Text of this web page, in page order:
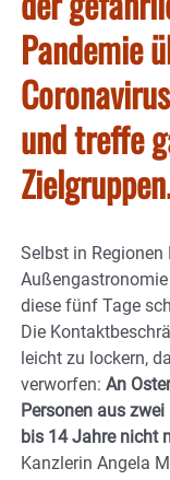
Pandemie
und treffe
Selbst in
diese fünf Tage
Die
leicht zu lockern,
verworfen: An
Personen aus
bis 14 Jahre nicht
Kanzlerin Angela